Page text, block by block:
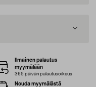
Ilmainen palautus
myymälään
365 päivän palautusoikeus
Nouda myymälästä